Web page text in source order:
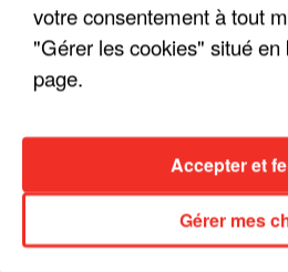
LES INTERVIEWS
votre consentement à tout
"Gérer les cookies" situé en
page.
Gérer mes
Accepter et